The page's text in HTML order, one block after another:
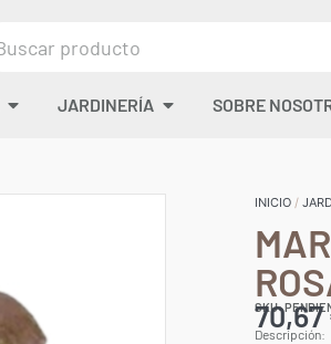
JARDINERÍA SOBRE
INICIO /
SKU:
70,67
Descripción: